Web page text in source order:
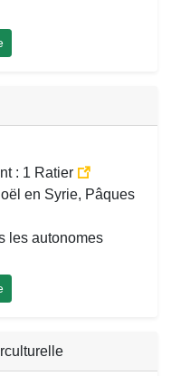
: 1 Ratier
en Syrie, Pâques
les autonomes